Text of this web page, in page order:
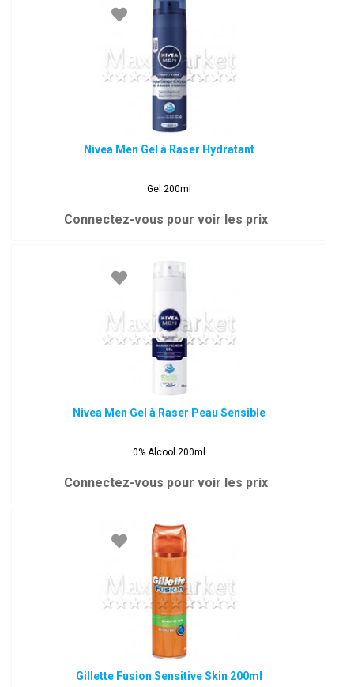
Nivea Men Gel à Raser Hydratant
Gel 200ml
Connectez-vous pour voir les prix
Nivea Men Gel à Raser Peau Sensible
0% Alcool 200ml
Connectez-vous pour voir les prix
Gillette Fusion Sensitive Skin 200ml